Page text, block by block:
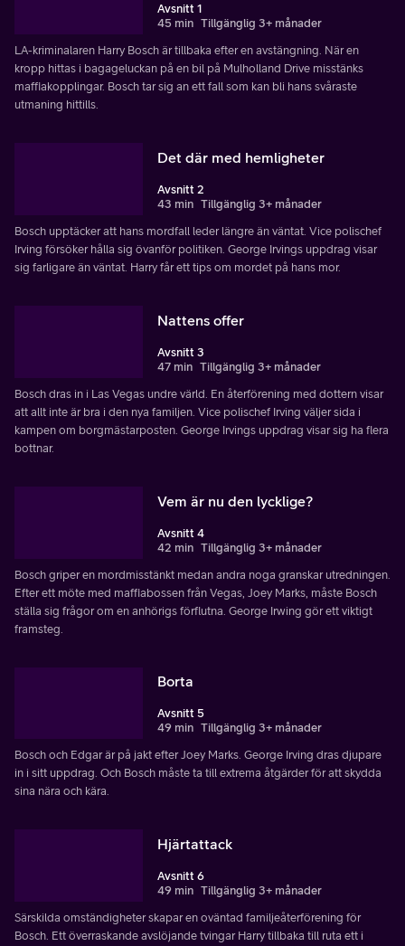
Avsnitt 1
45 min Tillgänglig 3+ månader
LA-kriminalaren Harry Bosch är tillbaka efter en avstängning. När en
kropp hittas i bagageluckan på en bil på Mulholland Drive misstänks
maffiakopplingar. Bosch tar sig an ett fall som kan bli hans svåraste
utmaning hittills.
Det där med hemligheter
Avsnitt 2
43 min Tillgänglig 3+ månader
Bosch upptäcker att hans mordfall leder längre än väntat. Vice polischef
Irving försöker hålla sig övanför politiken. George Irvings uppdrag visar
sig farligare än väntat. Harry får ett tips om mordet på hans mor.
Nattens offer
Avsnitt 3
47 min Tillgänglig 3+ månader
Bosch dras in i Las Vegas undre värld. En återförening med dottern visar
att allt inte är bra i den nya familjen. Vice polischef Irving väljer sida i
kampen om borgmästarposten. George Irvings uppdrag visar sig ha flera
bottnar.
Vem är nu den lycklige?
Avsnitt 4
42 min Tillgänglig 3+ månader
Bosch griper en mordmisstänkt medan andra noga granskar utredningen.
Efter ett möte med maffiabossen från Vegas, Joey Marks, måste Bosch
ställa sig frågor om en anhörigs förflutna. George Irwing gör ett viktigt
framsteg.
Borta
Avsnitt 5
49 min Tillgänglig 3+ månader
Bosch och Edgar är på jakt efter Joey Marks. George Irving dras djupare
in i sitt uppdrag. Och Bosch måste ta till extrema åtgärder för att skydda
sina nära och kära.
Hjärtattack
Avsnitt 6
49 min Tillgänglig 3+ månader
Särskilda omständigheter skapar en oväntad familjeåterförening för
Bosch. Ett överraskande avslöjande tvingar Harry tillbaka till ruta ett i